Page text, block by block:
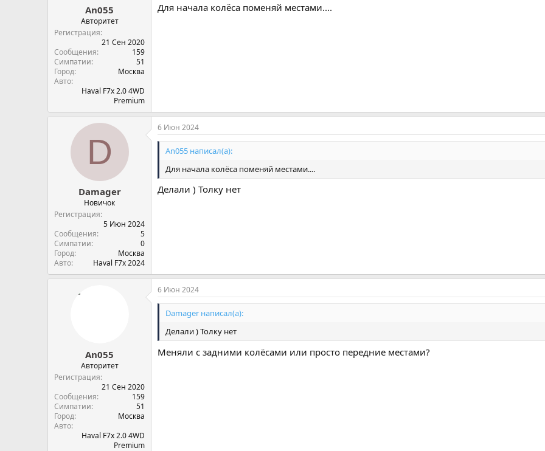
An055
Авторитет
Регистрация
21 Сен 2020
Сообщения
159
Симпатии
51
Город
Москва
Авто
Haval F7x 2.0 4WD
Premium
Для начала колёса поменяй местами....
D
Damager
Новичок
Регистрация
5 Июн 2024
Сообщения
5
Симпатии
0
Город
Москва
Авто
Haval F7х 2024
6 Июн 2024
An055 написал(а):
Для начала колёса поменяй местами....
Делали ) Толку нет
An055
Авторитет
Регистрация
21 Сен 2020
Сообщения
159
Симпатии
51
Город
Москва
Авто
Haval F7x 2.0 4WD
Premium
6 Июн 2024
Damager написал(а):
Делали ) Толку нет
Меняли с задними колёсами или просто передние местами?